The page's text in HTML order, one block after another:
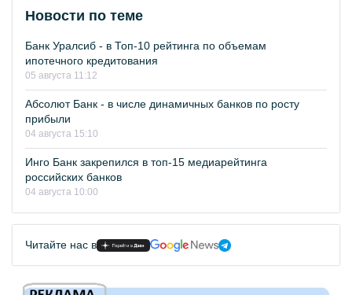
Новости по теме
Банк Уралсиб - в Топ-10 рейтинга по объемам
ипотечного кредитования
05 августа 11:12
Абсолют Банк - в числе динамичных банков по росту
прибыли
04 августа 15:10
Инго Банк закрепился в топ-15 медиарейтинга
российских банков
04 августа 10:00
Читайте нас в